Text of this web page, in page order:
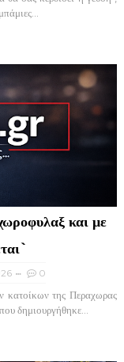
και με
0
κατοίκων της Περαχωρας
δημιουργήθηκε...